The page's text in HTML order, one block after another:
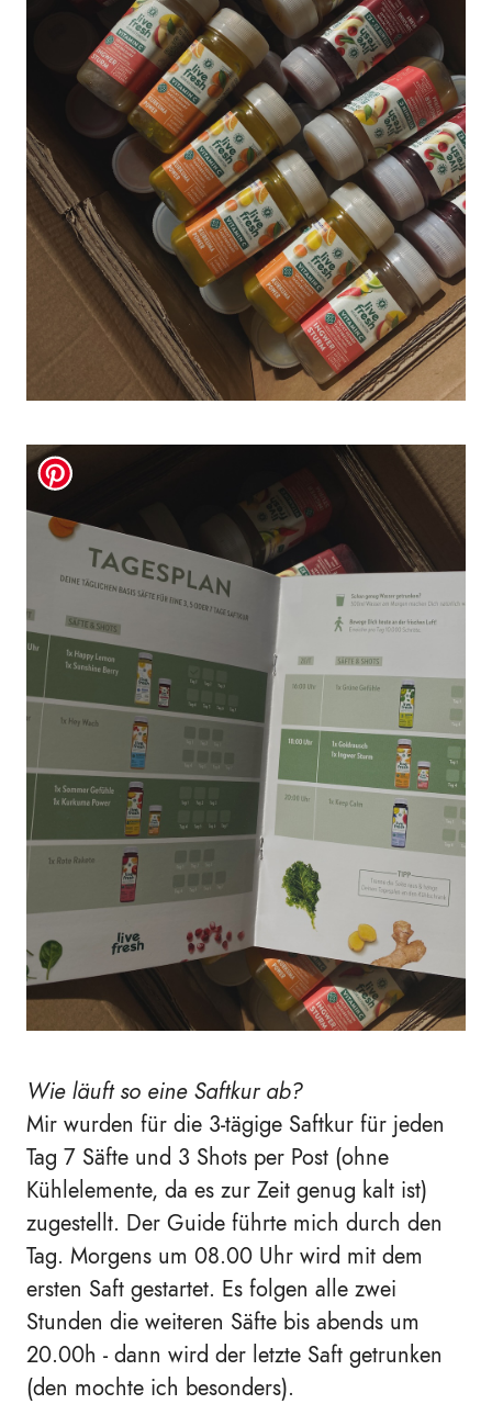
Wie läuft so eine Saftkur ab?
Mir wurden für die 3-tägige Saftkur für jeden
Tag 7 Säfte und 3 Shots per Post (ohne
Kühlelemente, da es zur Zeit genug kalt ist)
zugestellt. Der Guide führte mich durch den
Tag. Morgens um 08.00 Uhr wird mit dem
ersten Saft gestartet. Es folgen alle zwei
Stunden die weiteren Säfte bis abends um
20.00h - dann wird der letzte Saft getrunken
(den mochte ich besonders).